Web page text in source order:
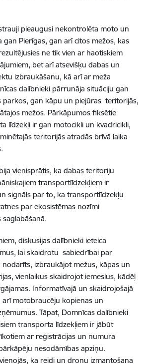
pieaugusi nekontrolēta moto un
Pierīgas, gan arī citos mežos, kas
ne tik vien ar haotiskiem
bet arī atsevišķu dabas un
izbraukāšanu, kā arī ar meža
dalībnieki pārrunāja situāciju gan
parkos, gan kāpu un piejūras teritorijās,
mežos. Pārkāpumos fiksētie
līdzekļi ir gan motocikli un kvadricikli,
teritorijās atradās brīvā laika
vienisprātis, ka dabas teritoriju
transportlīdzekļiem ir
signāls par to, ka transportlīdzekļu
par ekosistēmas nozīmi
saglabāšanā.
diskusijas dalībnieki ieteica
lai skaidrotu sabiedrībai par
nodarīts, izbraukājot mežus, kāpas un
vienlaikus skaidrojot iemeslus, kādēļ
Informatīvajā un skaidrojošajā
motobraucēju kopienas un
Tāpat, Domnīcas dalībnieki
transporta līdzekļiem ir jābūt
ar reģistrācijas un numura
nesodāmības apziņu.
ka reidi un dronu izmantošana